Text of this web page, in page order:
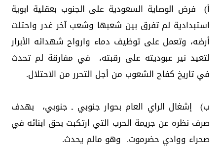
أ) فرض الوصاية السعودية على الجنوب بعقلية ابوية
استبدادية لم تفرق بين شعبها وشعب آخر غدر واحتلت
أرضه، وتعمل على توظيف دماء وارواح شهدائه الأبرار
لتعيد نير عبوديته على رقبته، في مفارقة لم تحدث
في تاريخ كفاح الشعوب من أجل التحرر من الاحتلال.
ب) إشغال الراي العام بحوار جنوبي ـ جنوبي، بهدف
صرف نظره عن جريمة الحرب التي ارتكبت بحق ابنائه في
صحراء ووادي حضرموت. وهو مالم يحدث.